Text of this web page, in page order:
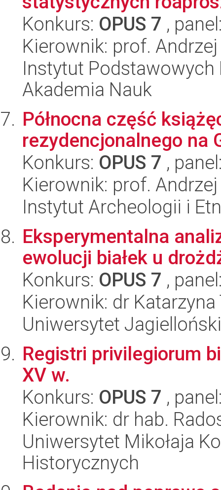
Konkurs: OPUS 7 ,
Kierownik: prof.
Instytut
Akademia Nauk
Północna część
rezydencjonalnego na
Konkurs: OPUS 7 ,
Kierownik: prof.
Instytut Archeologii i
Eksperymentalna
ewolucji białek u
Konkurs: OPUS 7 ,
Kierownik: dr Katarzyna
Uniwersytet
Registri privilegiorum
XV w.
Konkurs: OPUS 7 ,
Kierownik: dr hab.
Uniwersytet Mikołaja
Historycznych